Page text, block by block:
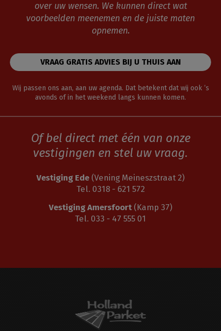
over uw wensen. We kunnen direct wat
voorbeelden meenemen en de juiste maten
opnemen.
VRAAG GRATIS ADVIES BIJ U THUIS AAN
Wij passen ons aan, aan uw agenda. Dat betekent dat wij ook ’s
avonds of in het weekend langs kunnen komen.
Of bel direct met één van onze
vestigingen en stel uw vraag.
Vestiging Ede (Vening Meineszstraat 2)
Tel. 0318 - 621 572
Vestiging Amersfoort (Kamp 37)
Tel. 033 - 47 555 01